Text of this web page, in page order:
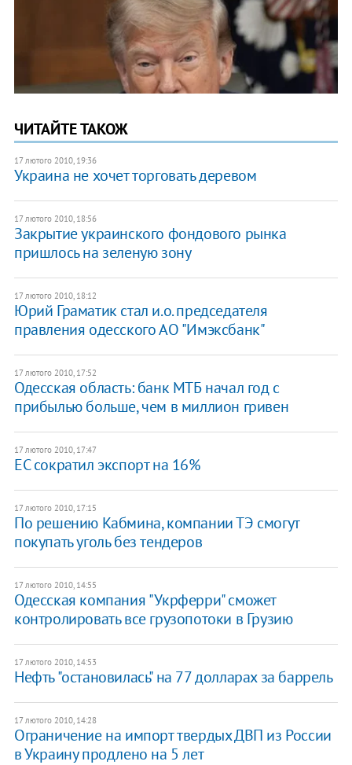
ЧИТАЙТЕ ТАКОЖ
17 лютого 2010, 19:36
Украина не хочет торговать деревом
17 лютого 2010, 18:56
Закрытие украинского фондового рынка
пришлось на зеленую зону
17 лютого 2010, 18:12
Юрий Граматик стал и.о. председателя
правления одесского АО "Имэксбанк"
17 лютого 2010, 17:52
Одесская область: банк МТБ начал год с
прибылью больше, чем в миллион гривен
17 лютого 2010, 17:47
ЕС сократил экспорт на 16%
17 лютого 2010, 17:15
По решению Кабмина, компании ТЭ смогут
покупать уголь без тендеров
17 лютого 2010, 14:55
Одесская компания "Укрферри" сможет
контролировать все грузопотоки в Грузию
17 лютого 2010, 14:53
Нефть "остановилась" на 77 долларах за баррель
17 лютого 2010, 14:28
Ограничение на импорт твердых ДВП из России
в Украину продлено на 5 лет